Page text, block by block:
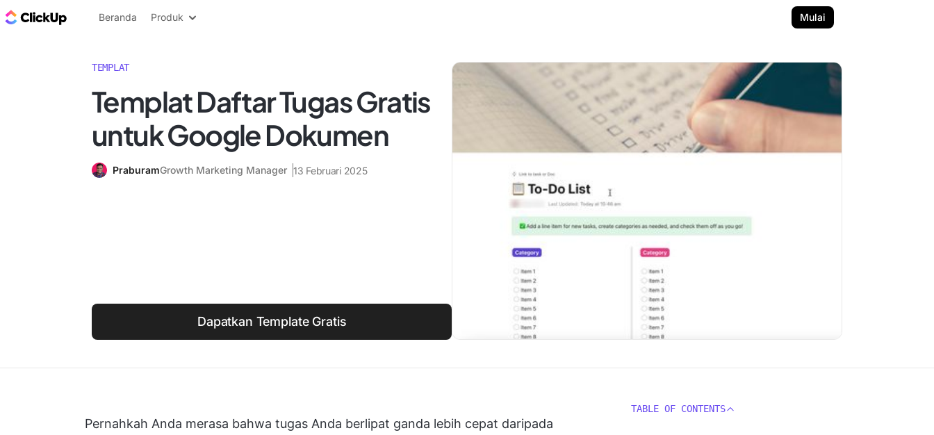
Blog ClickUp
Beranda Produk Mulai
TEMPLAT
Templat Daftar Tugas Gratis
untuk Google Dokumen
PraburamGrowth Marketing Manager 13 Februari 2025
Dapatkan Template Gratis
Pernahkah Anda merasa bahwa tugas Anda berlipat ganda lebih cepat daripada
TABLE OF CONTENTS